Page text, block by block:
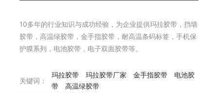
10多年的行业知识与成功经验，为企业提供玛拉胶带，挡墙
胶带，高温绿胶带，金手指胶带，耐高温条码标签，手机保
护膜系列，电池胶带，电子双面胶带等。
关键词：
玛拉胶带 玛拉胶带厂家 金手指胶带
电池胶
带
高温绿胶带